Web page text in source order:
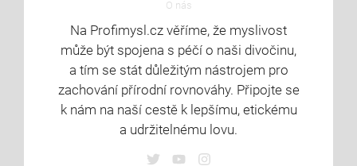
O nás
Na Profimysl.cz věříme, že myslivost
může být spojena s péčí o naši divočinu,
a tím se stát důležitým nástrojem pro
zachování přírodní rovnováhy. Připojte se
k nám na naší cestě k lepšímu, etickému
a udržitelnému lovu.